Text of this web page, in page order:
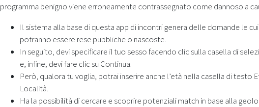
programma benigno viene erroneamente contrassegnato come dannoso a
Il sistema alla base di questa app di incontri genera delle domande le
potranno essere rese pubbliche o nascoste.
In seguito, devi specificare il tuo sesso facendo clic sulla casella di
e, infine, devi fare clic su Continua.
Però, qualora tu voglia, potrai inserire anche l’età nella casella di
Località.
Ha la possibilità di cercare e scoprire potenziali match in base alla